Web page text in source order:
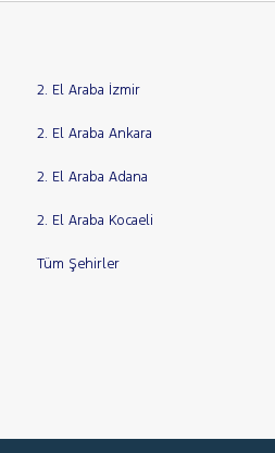
2. El Araba İzmir
2. El Araba Ankara
2. El Araba Adana
2. El Araba Kocaeli
Tüm Şehirler